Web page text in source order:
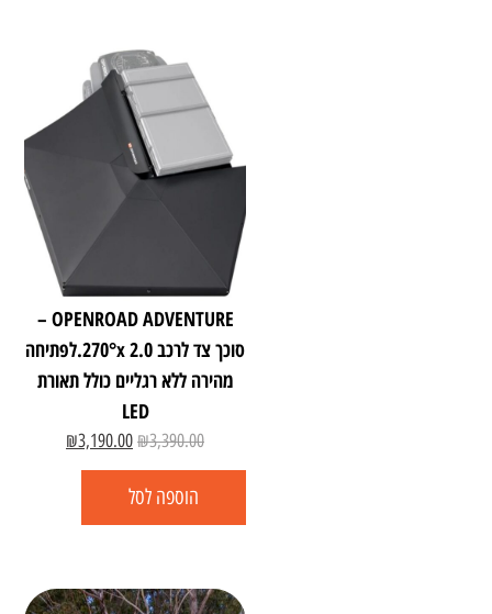
OPENROAD ADVENTURE –
סוכך צד לרכב 2.0 270°x.לפתיחה
מהירה ללא רגליים כולל תאורת
LED
₪3,390.00
₪3,190.00
הוספה לסל